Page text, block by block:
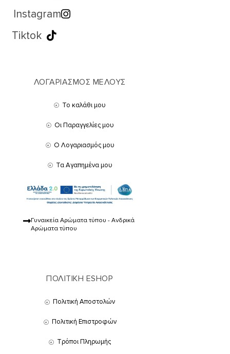
Instagram
Tiktok
ΛΟΓΑΡΙΑΣΜΟΣ ΜΕΛΟΥΣ
Το καλάθι μου
Οι Παραγγελίες μου
Ο Λογαριασμός μου
Τα Αγαπημένα μου
Γυναικεία Αρώματα τύπου - Ανδρικά
Αρώματα τύπου
ΠΟΛΙΤΙΚΗ ESHOP
Πολιτική Αποστολών
Πολιτική Επιστροφών
Τρόποι Πληρωμής